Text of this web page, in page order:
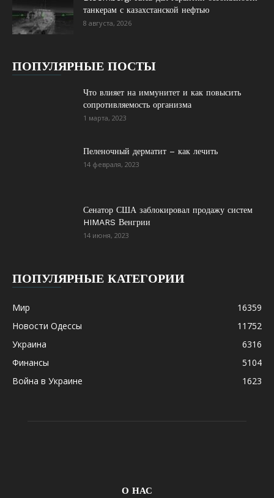
танкерам с казахстанской нефтью
8 августа, 2026
ПОПУЛЯРНЫЕ ПОСТЫ
Что влияет на иммунитет и как повысить
сопротивляемость организма
1 марта, 2023
Пеленочный дерматит – как лечить
14 февраля, 2023
Сенатор США заблокировал продажу систем
HIMARS Венгрии
14 июня, 2023
ПОПУЛЯРНЫЕ КАТЕГОРИИ
Мир
16359
Новости Одессы
11752
Украина
6316
Финансы
5104
Война в Украине
1623
О НАС